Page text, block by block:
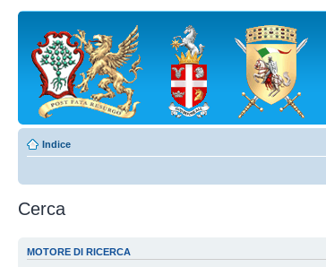
Indice
Cerca
MOTORE DI RICERCA